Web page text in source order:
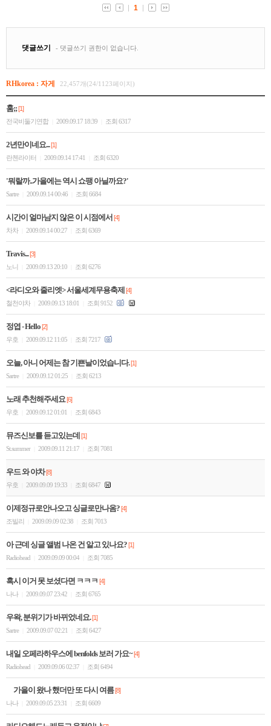
RHkorea : 자게 22,457개(24/1123페이지)
훔;;[1]
전국비둘기연합
2009.09.17 18:39 조회 6317
2년만이네요...[1]
란첸라이터
2009.09.14 17:41 조회 6320
'뭐랄까..가을에는 역시 쇼팽 아닐까요?'
Sartre 2009.09.14 00:46 조회 6684
시간이 얼마남지 않은 이 시점에서 [4]
차차
2009.09.14 00:27 조회 6369
Travis...[3]
노니
2009.09.13 20:10 조회 6276
<라디오와 줄리엣> 서울세계무용축제 [4]
철천야차
2009.09.13 18:01 조회 9152
정엽 - Hello[2]
우호
2009.09.12 11:05 조회 7217
오늘, 아니 어제는 참 기쁜날이었습니다.[1]
Sartre
2009.09.12 01:25 조회 6213
노래 추천해주세요[6]
우호
2009.09.12 01:01 조회 6843
뮤즈신보를 듣고있는데 [1]
St.summer
2009.09.11 21:17 조회 7081
우드 와 야차[8]
우호
2009.09.09 19:33 조회 6847
이제정규로안나오고 싱글로만나옴?[4]
조빌리
2009.09.09 02:38 조회 7013
아 근데 싱글 앨범 나온 건 알고 있나요?[1]
Radiohead
2009.09.09 00:04 조회 7085
혹시 이거 못 보셨다면 ㅋㅋㅋ [4]
나나
2009.09.07 23:42 조회 6765
우왁, 분위기가 바뀌었네요.[1]
Sartre
2009.09.07 02:21 조회 6427
내일 오페라하우스에 benfolds 보러 가요~[4]
Radiohead
2009.09.06 02:37 조회 6494
가을이 왔나 했더만 또 다시 여름[8]
나나
2009.09.05 23:31 조회 6609